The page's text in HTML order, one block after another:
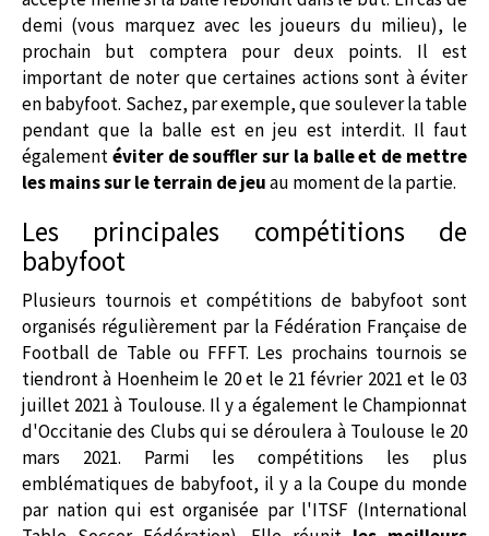
demi (vous marquez avec les joueurs du milieu), le
prochain but comptera pour deux points. Il est
important de noter que certaines actions sont à éviter
en babyfoot. Sachez, par exemple, que soulever la table
pendant que la balle est en jeu est interdit. Il faut
égalementéviter de souffler sur la balle et de mettre
les mains sur le terrain de jeuau moment de la partie.
Les principales compétitions de
babyfoot
Plusieurs tournois et compétitions de babyfoot sont
organisés régulièrement par la Fédération Française de
Football de Table ou FFFT. Les prochains tournois se
tiendront à Hoenheim le 20 et le 21 février 2021 et le 03
juillet 2021 à Toulouse. Il y a également le Championnat
d'Occitanie des Clubs qui se déroulera à Toulouse le 20
mars 2021. Parmi les compétitions les plus
emblématiques de babyfoot, il y a la Coupe du monde
par nation qui est organisée par l'ITSF (International